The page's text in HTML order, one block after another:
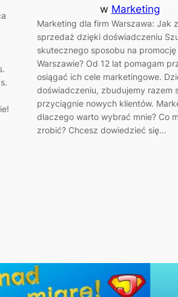
w Marketing
Marketing dla firm Warszawa: Jak
sprzedaż dzięki doświadczeniu
skutecznego sposobu na
Warszawie? Od 12 lat pomagam
osiągać ich cele marketingowe.
doświadczeniu, zbudujemy razem
przyciągnie nowych klientów.
dlaczego warto wybrać mnie? Co
zrobić? Chcesz dowiedzieć się…